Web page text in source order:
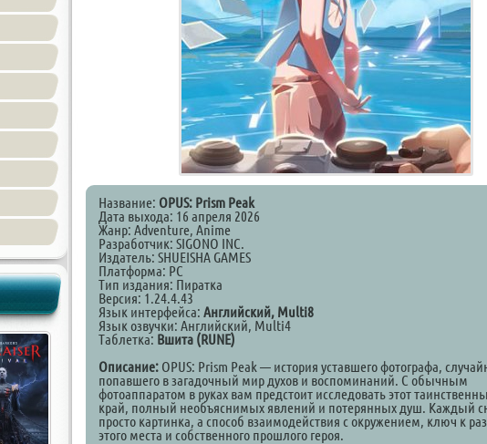
Название: OPUS: Prism Peak
Дата выхода: 16 апреля 2026
Жанр: Adventure, Anime
Разработчик: SIGONO INC.
Издатель: SHUEISHA GAMES
Платформа: PC
Тип издания: Пиратка
Версия: 1.24.4.43
Язык интерфейса: Английский, Multi8
Язык озвучки: Английский, Multi4
Таблетка: Вшита (RUNE)
Описание: OPUS: Prism Peak — история уставшего фотографа,
попавшего в загадочный мир духов и воспоминаний. С обычным
фотоаппаратом в руках вам предстоит исследовать этот
край, полный необъяснимых явлений и потерянных душ. Каждый
просто картинка, а способ взаимодействия с окружением, ключ к
этого места и собственного прошлого героя.